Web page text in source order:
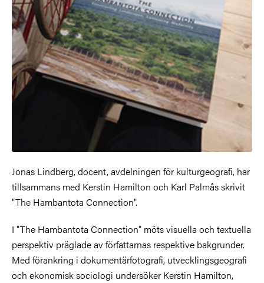
Jonas Lindberg, docent, avdelningen för kulturgeografi, har
tillsammans med Kerstin Hamilton och Karl Palmås skrivit
"The Hambantota Connection".
I "The Hambantota Connection" möts visuella och textuella
perspektiv präglade av författarnas respektive bakgrunder.
Med förankring i dokumentärfotografi, utvecklingsgeografi
och ekonomisk sociologi undersöker Kerstin Hamilton,